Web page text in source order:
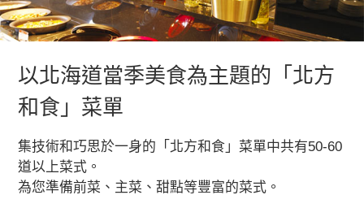
以北海道當季美食為主題的「北方
和食」菜單
集技術和巧思於一身的「北方和食」菜單中共有50-60
道以上菜式。
為您準備前菜、主菜、甜點等豐富的菜式。